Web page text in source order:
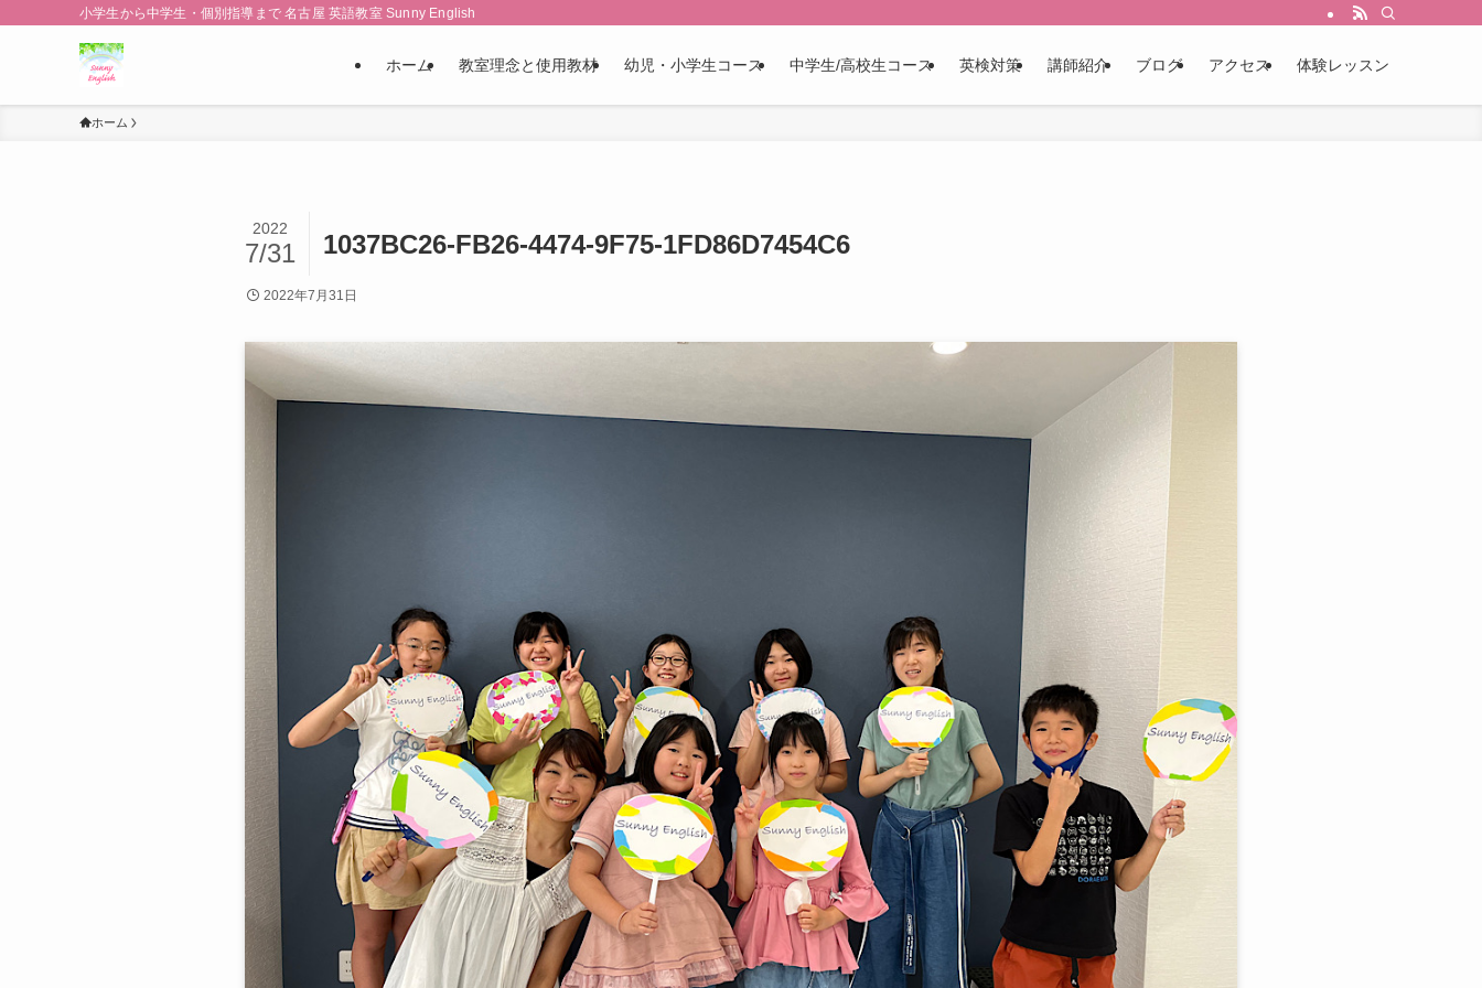
小学生から中学生・個別指導まで 名古屋 英語教室 Sunny English
ホーム 教室理念と使用教材 幼児・小学生コース 中学生/高校生コース 英検対策 講師紹介 ブログ アクセス 体験レッスン
ホーム
1037BC26-FB26-4474-9F75-1FD86D7454C6
2022
7/31
2022年7月31日